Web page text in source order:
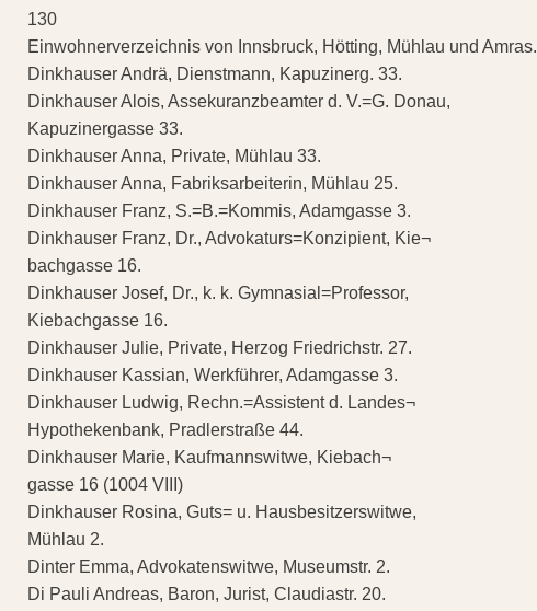
130
Einwohnerverzeichnis von Innsbruck, Hötting, Mühlau und Amras.
Dinkhauser Andrä, Dienstmann, Kapuzinerg. 33.
Dinkhauser Alois, Assekuranzbeamter d. V.=G. Donau,
Kapuzinergasse 33.
Dinkhauser Anna, Private, Mühlau 33.
Dinkhauser Anna, Fabriksarbeiterin, Mühlau 25.
Dinkhauser Franz, S.=B.=Kommis, Adamgasse 3.
Dinkhauser Franz, Dr., Advokaturs=Konzipient, Kie¬
bachgasse 16.
Dinkhauser Josef, Dr., k. k. Gymnasial=Professor,
Kiebachgasse 16.
Dinkhauser Julie, Private, Herzog Friedrichstr. 27.
Dinkhauser Kassian, Werkführer, Adamgasse 3.
Dinkhauser Ludwig, Rechn.=Assistent d. Landes¬
Hypothekenbank, Pradlerstraße 44.
Dinkhauser Marie, Kaufmannswitwe, Kiebach¬
gasse 16 (1004 VIII)
Dinkhauser Rosina, Guts= u. Hausbesitzerswitwe,
Mühlau 2.
Dinter Emma, Advokatenswitwe, Museumstr. 2.
Di Pauli Andreas, Baron, Jurist, Claudiastr. 20.